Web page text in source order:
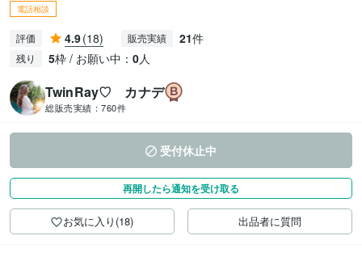
電話相談
評価 4.9(18) 販売実績 21件
残り 5枠 / お願い中： 0人
TwinRay♡ カナデ
総販売実績： 760件
受付休止中
再開したら通知を受け取る
お気に入り(18) 出品者に質問